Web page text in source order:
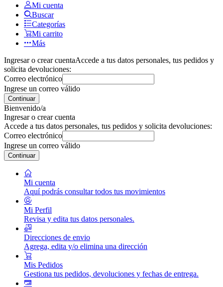
Mi cuenta
Buscar
Categorías
Mi carrito
Más
Ingresar o crear cuentaAccede a tus datos personales, tus pedidos y
solicita devoluciones:
Correo electrónico
Ingrese un correo válido
Continuar
Bienvenido/a
Ingresar o crear cuenta
Accede a tus datos personales, tus pedidos y solicita devoluciones:
Correo electrónico
Ingrese un correo válido
Continuar
Mi cuenta
Aquí podrás consultar todos tus movimientos
Mi Perfil
Revisa y edita tus datos personales.
Direcciones de envio
Agrega, edita y/o elimina una dirección
Mis Pedidos
Gestiona tus pedidos, devoluciones y fechas de entrega.